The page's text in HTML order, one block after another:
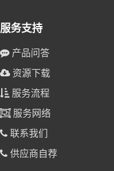
服务支持
产品问答
资源下载
服务流程
服务网络
联系我们
供应商自荐